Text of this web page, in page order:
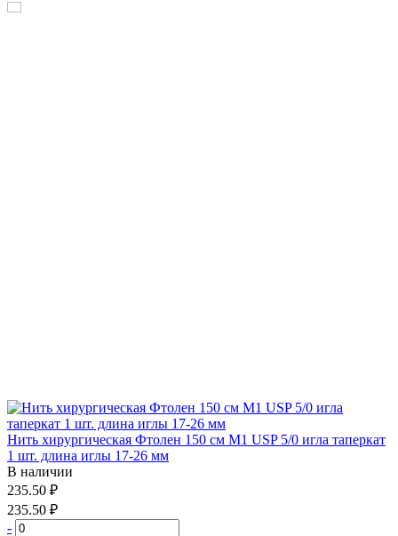
Нить хирургическая Фтолен 150 см М1 USP 5/0 игла таперкат
1 шт. длина иглы 17-26 мм
В наличии
235.50 ₽
235.50 ₽
-